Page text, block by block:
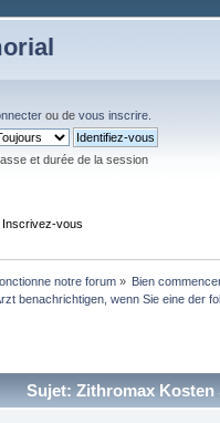
ou de vous inscrire
et durée de la session
Inscrivez-vous
notre forum» Bien
benachrichtigen, wenn Sie eine der
Sujet: Zithromax Kosten